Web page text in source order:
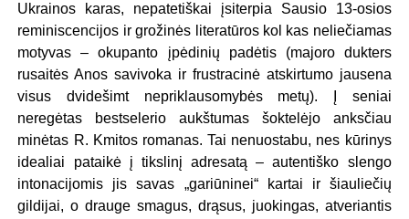
Ukrainos karas, nepatetiškai įsiterpia Sausio 13-osios
reminiscencijos ir grožinės literatūros kol kas neliečiamas
motyvas – okupanto įpėdinių padėtis (majoro dukters
rusaitės Anos savivoka ir frustracinė atskirtumo jausena
visus dvidešimt nepriklausomybės metų). Į seniai
neregėtas bestselerio aukštumas šoktelėjo anksčiau
minėtas R. Kmitos romanas. Tai nenuostabu, nes kūrinys
idealiai pataikė į tikslinį adresatą – autentiško slengo
intonacijomis jis savas „gariūninei“ kartai ir šiauliečių
gildijai, o drauge smagus, drąsus, juokingas, atveriantis